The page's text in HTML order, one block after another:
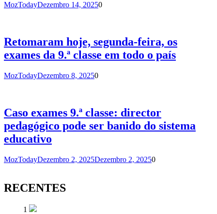
MozTodayDezembro 14, 20250
Retomaram hoje, segunda-feira, os
exames da 9.ª classe em todo o país
MozTodayDezembro 8, 20250
Caso exames 9.ª classe: director
pedagógico pode ser banido do sistema
educativo
MozTodayDezembro 2, 2025Dezembro 2, 20250
RECENTES
1